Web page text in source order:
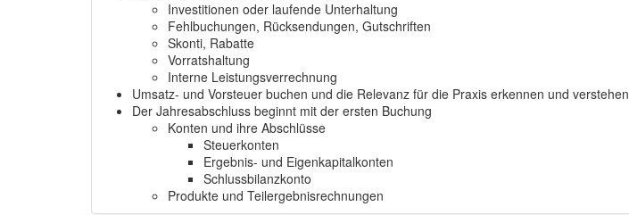
Investitionen oder laufende Unterhaltung
Fehlbuchungen, Rücksendungen, Gutschriften
Skonti, Rabatte
Vorratshaltung
Interne Leistungsverrechnung
Umsatz- und Vorsteuer buchen und die Relevanz für die Praxis erkennen und verstehen
Der Jahresabschluss beginnt mit der ersten Buchung
Konten und ihre Abschlüsse
Steuerkonten
Ergebnis- und Eigenkapitalkonten
Schlussbilanzkonto
Produkte und Teilergebnisrechnungen